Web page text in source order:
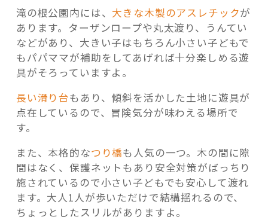
滝の根公園内には、 大きな木製のアスレチックが
あります。ターザンロープや丸太渡り、うんてい
などがあり、大きい子はもちろん小さい子どもで
もパパママが補助をしてあげれば十分楽しめる遊
具がそろっていますよ。
長い滑り台もあり、傾斜を活かした土地に遊具が
点在しているので、冒険気分が味わえる場所で
す。
また、本格的なつり橋も人気の一つ。木の間に隙
間はなく、保護ネットもあり安全対策がばっちり
施されているので小さい子どもでも安心して渡れ
ます。大人1人が歩いただけで結構揺れるので、
ちょっとしたスリルがありますよ。